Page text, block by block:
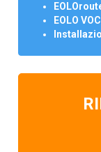
EOLO